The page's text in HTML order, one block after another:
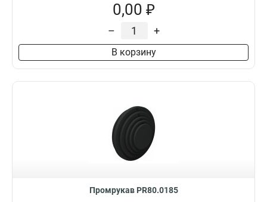
0,00 ₽
– +
В корзину
Промрукав PR80.0185